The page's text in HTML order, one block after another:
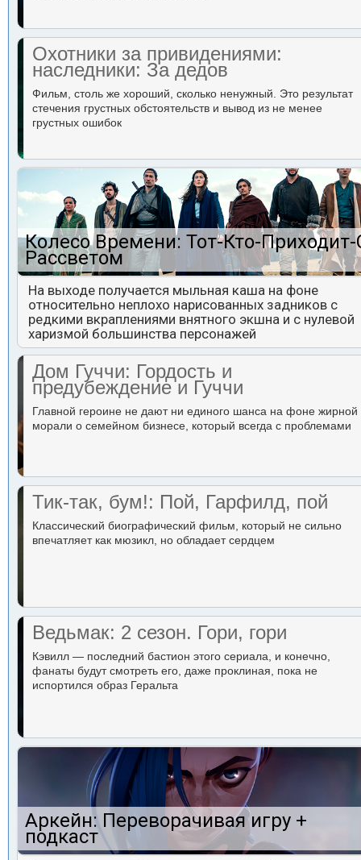
Охотники за привидениями:
наследники: За дедов
Фильм, столь же хороший, сколько ненужный. Это результат
стечения грустных обстоятельств и вывод из не менее
грустных ошибок
Колесо Времени: Тот-Кто-
Рассветом
На выходе получается мыльная каша на фоне
относительно неплохо нарисованных задников с
редкими вкраплениями внятного экшна и с нулевой
харизмой большинства персонажей
Дом Гуччи: Гордость и
предубеждение и Гуччи
Главной героине не дают ни единого шанса на фоне жирной
морали о семейном бизнесе, который всегда с проблемами
Тик-так, бум!: Пой, Гарфилд, пой
Классический биографический фильм, который не сильно
впечатляет как мюзикл, но обладает сердцем
Ведьмак: 2 сезон. Гори, гори
Кэвилл — последний бастион этого сериала, и конечно,
фанаты будут смотреть его, даже проклиная, пока не
испортился образ Геральта
Аркейн: Переворачивая игру +
подкаст